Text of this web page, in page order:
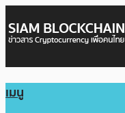
เมนู